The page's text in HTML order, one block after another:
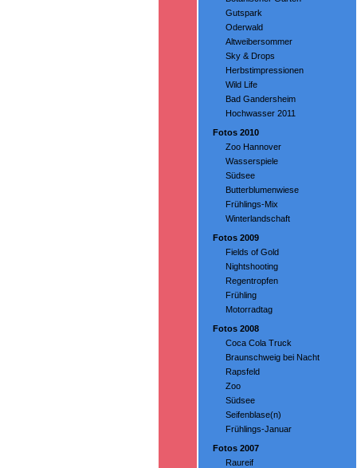
Gutspark
Oderwald
Altweibersommer
Sky & Drops
Herbstimpressionen
Wild Life
Bad Gandersheim
Hochwasser 2011
Fotos 2010
Zoo Hannover
Wasserspiele
Südsee
Butterblumenwiese
Frühlings-Mix
Winterlandschaft
Fotos 2009
Fields of Gold
Nightshooting
Regentropfen
Frühling
Motorradtag
Fotos 2008
Coca Cola Truck
Braunschweig bei Nacht
Rapsfeld
Zoo
Südsee
Seifenblase(n)
Frühlings-Januar
Fotos 2007
Raureif